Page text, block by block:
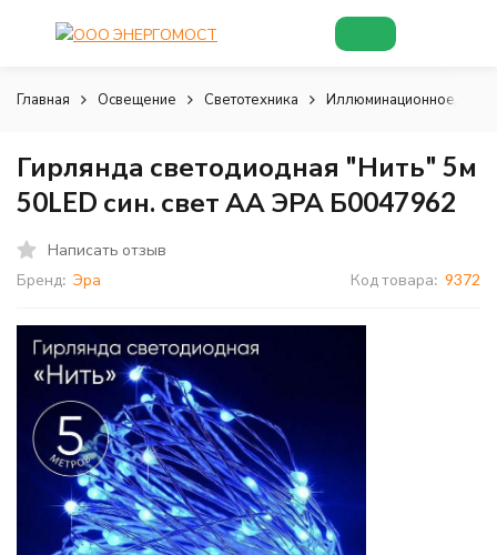
Главная Освещение Светотехника Иллюминационное,
Гирлянда светодиодная "Нить" 5м
50LED син. свет АА ЭРА Б0047962
Написать отзыв
Бренд: Эра Код товара: 9372